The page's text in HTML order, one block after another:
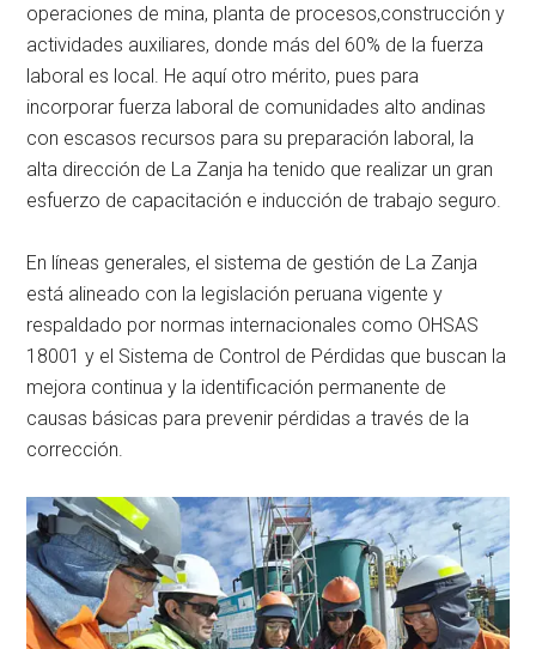
operaciones de mina, planta de procesos,construcción y
actividades auxiliares, donde más del 60% de la fuerza
laboral es local. He aquí otro mérito, pues para
incorporar fuerza laboral de comunidades alto andinas
con escasos recursos para su preparación laboral, la
alta dirección de La Zanja ha tenido que realizar un gran
esfuerzo de capacitación e inducción de trabajo seguro.
En líneas generales, el sistema de gestión de La Zanja
está alineado con la legislación peruana vigente y
respaldado por normas internacionales como OHSAS
18001 y el Sistema de Control de Pérdidas que buscan la
mejora continua y la identificación permanente de
causas básicas para prevenir pérdidas a través de la
corrección.